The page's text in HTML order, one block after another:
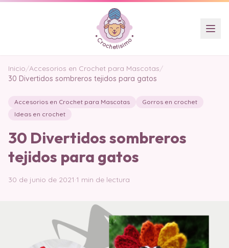
Inicio/Accesorios en Crochet para Mascotas/
30 Divertidos sombreros tejidos para gatos
Accesorios en Crochet para Mascotas
Gorros en crochet
Ideas en crochet
30 Divertidos sombreros
tejidos para gatos
30 de junio de 2021·1 min de lectura